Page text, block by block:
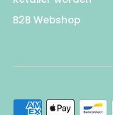
B2B Webshop